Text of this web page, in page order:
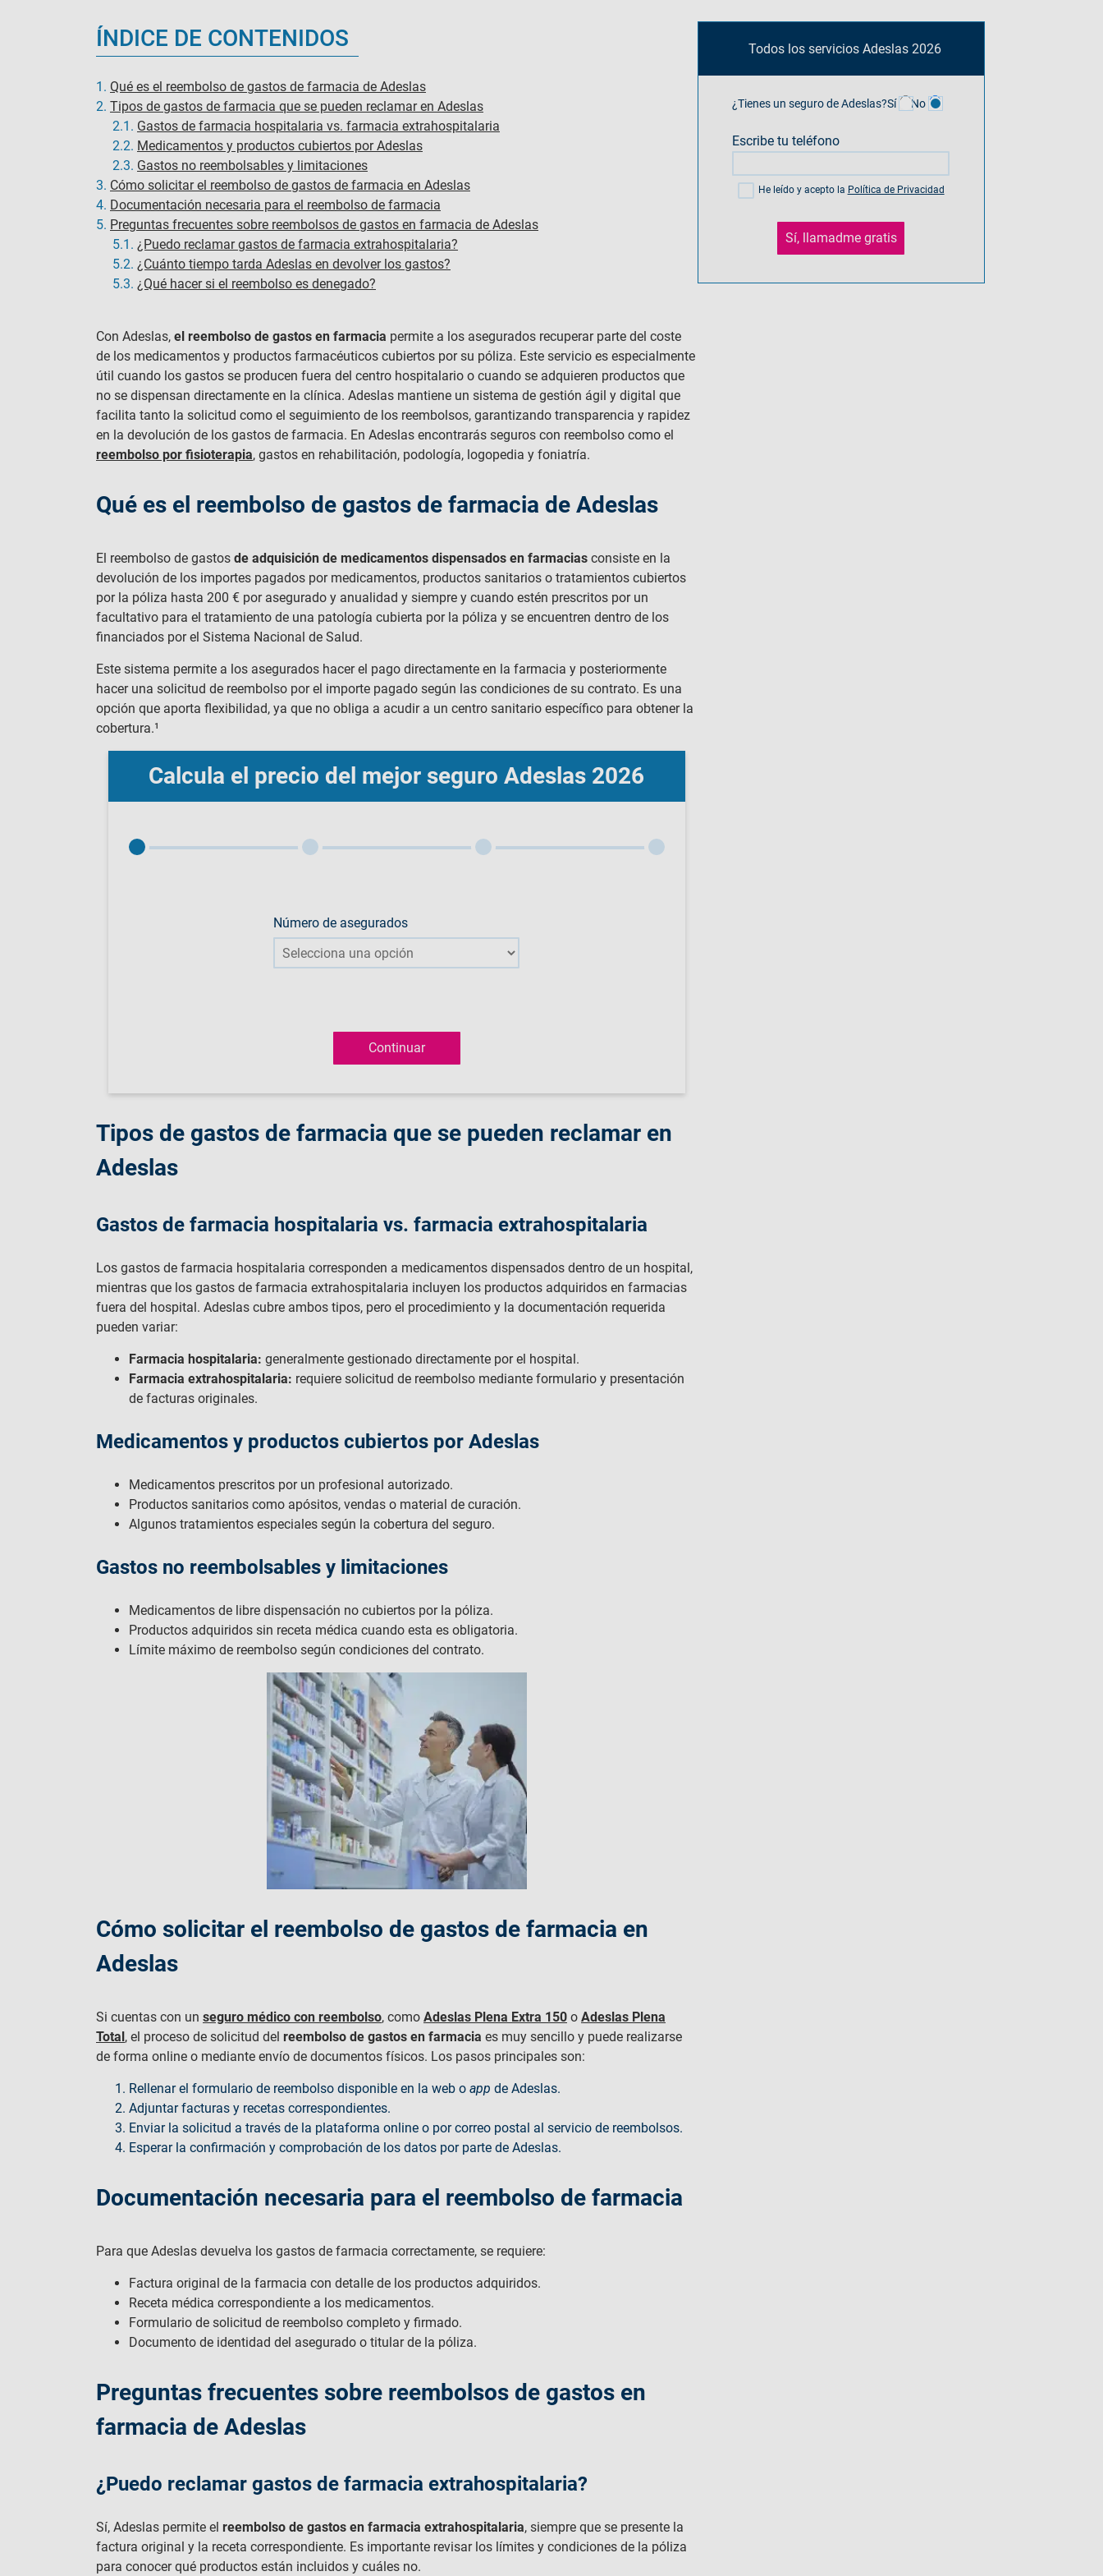
ÍNDICE DE CONTENIDOS
1. Qué es el reembolso de gastos de farmacia de Adeslas
2. Tipos de gastos de farmacia que se pueden reclamar en Adeslas
2.1. Gastos de farmacia hospitalaria vs. farmacia extrahospitalaria
2.2. Medicamentos y productos cubiertos por Adeslas
2.3. Gastos no reembolsables y limitaciones
3. Cómo solicitar el reembolso de gastos de farmacia en Adeslas
4. Documentación necesaria para el reembolso de farmacia
5. Preguntas frecuentes sobre reembolsos de gastos en farmacia de Adeslas
5.1. ¿Puedo reclamar gastos de farmacia extrahospitalaria?
5.2. ¿Cuánto tiempo tarda Adeslas en devolver los gastos?
5.3. ¿Qué hacer si el reembolso es denegado?
Con Adeslas, el reembolso de gastos en farmacia permite a los asegurados recuperar parte del coste
de los medicamentos y productos farmacéuticos cubiertos por su póliza. Este servicio es especialmente
útil cuando los gastos se producen fuera del centro hospitalario o cuando se adquieren productos que
no se dispensan directamente en la clínica. Adeslas mantiene un sistema de gestión ágil y digital que
facilita tanto la solicitud como el seguimiento de los reembolsos, garantizando transparencia y rapidez
en la devolución de los gastos de farmacia. En Adeslas encontrarás seguros con reembolso como el
reembolso por fisioterapia, gastos en rehabilitación, podología, logopedia y foniatría.
Qué es el reembolso de gastos de farmacia de Adeslas
El reembolso de gastos de adquisición de medicamentos dispensados en farmacias consiste en la
devolución de los importes pagados por medicamentos, productos sanitarios o tratamientos cubiertos
por la póliza hasta 200 € por asegurado y anualidad y siempre y cuando estén prescritos por un
facultativo para el tratamiento de una patología cubierta por la póliza y se encuentren dentro de los
financiados por el Sistema Nacional de Salud.
Este sistema permite a los asegurados hacer el pago directamente en la farmacia y posteriormente
hacer una solicitud de reembolso por el importe pagado según las condiciones de su contrato. Es una
opción que aporta flexibilidad, ya que no obliga a acudir a un centro sanitario específico para obtener la
cobertura.¹
Calcula el precio del mejor seguro Adeslas 2026
Número de asegurados
Tipos de gastos de farmacia que se pueden reclamar en
Adeslas
Gastos de farmacia hospitalaria vs. farmacia extrahospitalaria
Los gastos de farmacia hospitalaria corresponden a medicamentos dispensados dentro de un hospital,
mientras que los gastos de farmacia extrahospitalaria incluyen los productos adquiridos en farmacias
fuera del hospital. Adeslas cubre ambos tipos, pero el procedimiento y la documentación requerida
pueden variar:
Farmacia hospitalaria: generalmente gestionado directamente por el hospital.
Farmacia extrahospitalaria: requiere solicitud de reembolso mediante formulario y presentación
de facturas originales.
Medicamentos y productos cubiertos por Adeslas
Medicamentos prescritos por un profesional autorizado.
Productos sanitarios como apósitos, vendas o material de curación.
Algunos tratamientos especiales según la cobertura del seguro.
Gastos no reembolsables y limitaciones
Medicamentos de libre dispensación no cubiertos por la póliza.
Productos adquiridos sin receta médica cuando esta es obligatoria.
Límite máximo de reembolso según condiciones del contrato.
Cómo solicitar el reembolso de gastos de farmacia en
Adeslas
Si cuentas con un seguro médico con reembolso, como Adeslas Plena Extra 150 o Adeslas Plena
Total, el proceso de solicitud del reembolso de gastos en farmacia es muy sencillo y puede realizarse
de forma online o mediante envío de documentos físicos. Los pasos principales son:
Rellenar el formulario de reembolso disponible en la web o app de Adeslas.
Adjuntar facturas y recetas correspondientes.
Enviar la solicitud a través de la plataforma online o por correo postal al servicio de reembolsos.
Esperar la confirmación y comprobación de los datos por parte de Adeslas.
Documentación necesaria para el reembolso de farmacia
Para que Adeslas devuelva los gastos de farmacia correctamente, se requiere:
Factura original de la farmacia con detalle de los productos adquiridos.
Receta médica correspondiente a los medicamentos.
Formulario de solicitud de reembolso completo y firmado.
Documento de identidad del asegurado o titular de la póliza.
Preguntas frecuentes sobre reembolsos de gastos en
farmacia de Adeslas
¿Puedo reclamar gastos de farmacia extrahospitalaria?
Sí, Adeslas permite el reembolso de gastos en farmacia extrahospitalaria, siempre que se presente la
factura original y la receta correspondiente. Es importante revisar los límites y condiciones de la póliza
para conocer qué productos están incluidos y cuáles no.
Todos los servicios Adeslas 2026
¿Tienes un seguro de Adeslas?Sí No
Escribe tu teléfono
He leído y acepto la Política de Privacidad
Sí, llamadme gratis